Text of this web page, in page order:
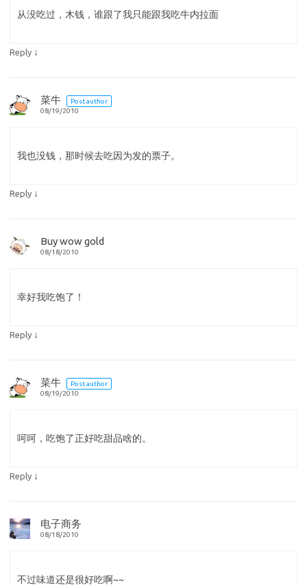
从没吃过，木钱，谁跟了我只能跟我吃牛内拉面
Reply ↓
菜牛
Post author
08/19/2010
我也没钱，那时候去吃因为发的票子。
Reply ↓
Buy wow gold
08/18/2010
幸好我吃饱了！
Reply ↓
菜牛
Post author
08/19/2010
呵呵，吃饱了正好吃甜品啥的。
Reply ↓
电子商务
08/18/2010
不过味道还是很好吃啊~~